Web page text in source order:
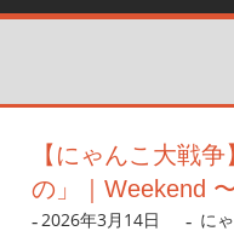
【にゃんこ大戦
の」｜Weekend
2026年3月14日 dev
に